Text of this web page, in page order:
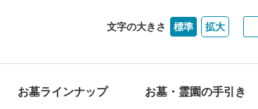
文字の大きさ 標準 拡大
お墓ラインナップ お墓・霊園の手引き